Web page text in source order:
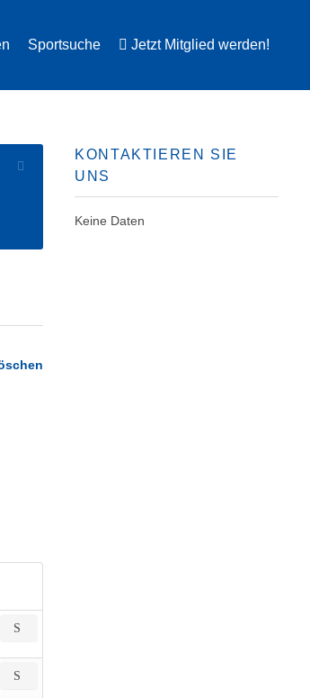
Sportsuche Jetzt Mitglied werden!
KONTAKTIEREN SIE
UNS
Keine Daten